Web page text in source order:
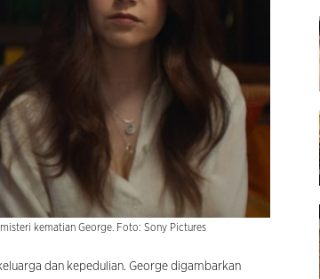
kematian George. Foto: Sony Pictures
dan kepedulian. George digambarkan